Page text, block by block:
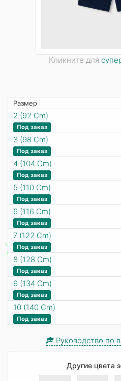
Кликните для
Размер
2 (92 Cm)
Под заказ
3 (98 Cm)
Под заказ
4 (104 Cm)
Под заказ
5 (110 Cm)
Под заказ
6 (116 Cm)
Под заказ
7 (122 Cm)
Под заказ
8 (128 Cm)
Под заказ
9 (134 Cm)
Под заказ
10 (140 Cm)
Под заказ
Руководство по
Другие цвета